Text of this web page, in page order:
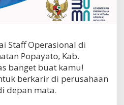
Staff Operasional di
Popayato, Kab.
banget buat kamu!
berkarir di perusahaan
depan mata.